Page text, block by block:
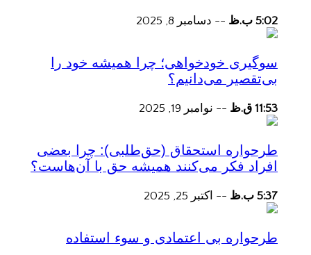
5:02 ب.ظ -- دسامبر 8, 2025
سوگیری خودخواهی؛ چرا همیشه خود را
بی‌تقصیر می‌دانیم؟
11:53 ق.ظ -- نوامبر 19, 2025
طرحواره استحقاق (حق‌طلبی): چرا بعضی
افراد فکر می‌کنند همیشه حق با آن‌هاست؟
5:37 ب.ظ -- اکتبر 25, 2025
طرحواره بی اعتمادی و سوء استفاده